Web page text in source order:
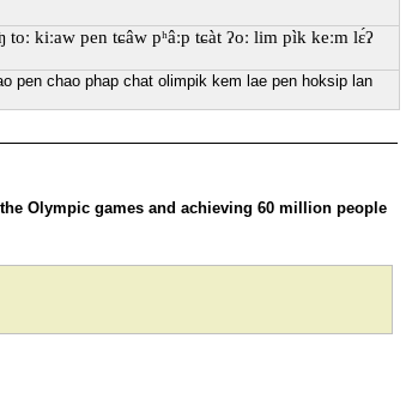
toː kiːaw pen tɕâw pʰâːp tɕàt ʔoː lim pìk keːm lɛ́ʔ
pen chao phap chat olimpik kem lae pen hoksip lan
Olympic games and achieving 60 million people